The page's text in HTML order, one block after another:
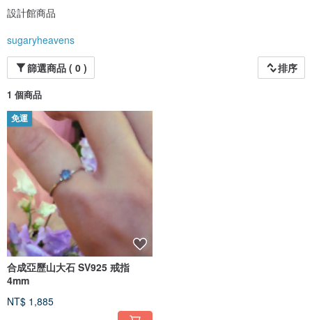
設計館商品
sugaryheavens
篩選商品 ( 0 )
排序
1 個商品
免運
合成亞歷山大石 SV925 戒指
4mm
NT$ 1,885